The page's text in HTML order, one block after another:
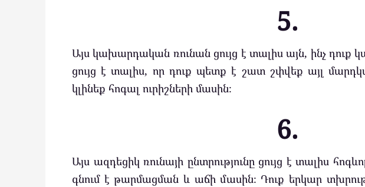
5.
Այս կախարդական ռունան ցույց է տալիս այն, ինչ դուք
ցույց է տալիս, որ դուք պետք է շատ շփվեք այլ
կլինեք հոգալ ուրիշների մասին։
6.
Այս ազդեցիկ ռունայի ընտրությունը ցույց է տալիս
գնում է թարմացման և աճի մասին։ Դուք երկար